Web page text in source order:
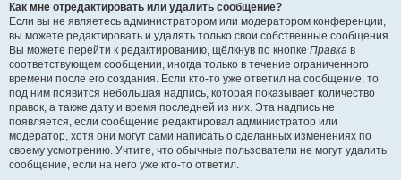
Как мне отредактировать или удалить сообщение?
Если вы не являетесь администратором или модератором конференции,
вы можете редактировать и удалять только свои собственные сообщения.
Вы можете перейти к редактированию, щёлкнув по кнопке Правка в
соответствующем сообщении, иногда только в течение ограниченного
времени после его создания. Если кто-то уже ответил на сообщение, то
под ним появится небольшая надпись, которая показывает количество
правок, а также дату и время последней из них. Эта надпись не
появляется, если сообщение редактировал администратор или
модератор, хотя они могут сами написать о сделанных изменениях по
своему усмотрению. Учтите, что обычные пользователи не могут удалить
сообщение, если на него уже кто-то ответил.